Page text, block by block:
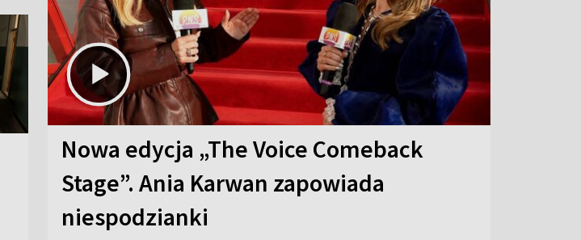
Nowa edycja „The Voice Comeback
Stage”. Ania Karwan zapowiada
niespodzianki